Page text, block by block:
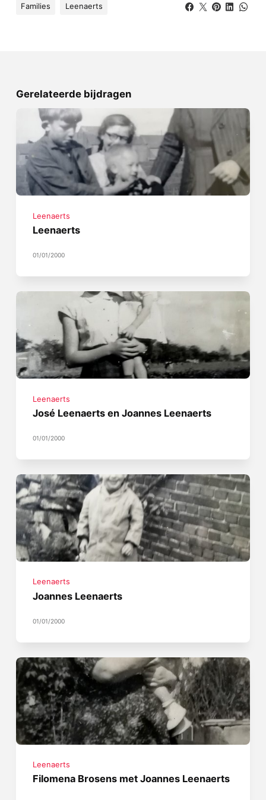
Families Leenaerts
Gerelateerde bijdragen
Leenaerts
Leenaerts
01/01/2000
Leenaerts
José Leenaerts en Joannes Leenaerts
01/01/2000
Leenaerts
Joannes Leenaerts
01/01/2000
Leenaerts
Filomena Brosens met Joannes Leenaerts